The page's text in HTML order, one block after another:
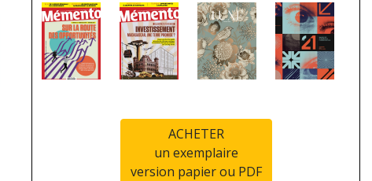
ACHETER
un exemplaire
version papier ou PDF